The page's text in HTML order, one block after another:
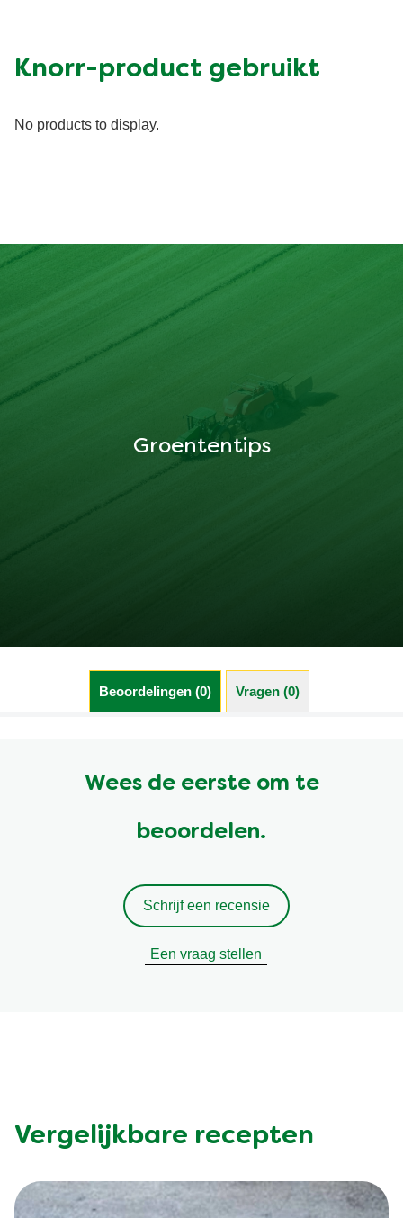
Knorr-product gebruikt
No products to display.
Groententips
Beoordelingen (0) Vragen (0)
Wees de eerste om te
beoordelen.
Schrijf een recensie
Een vraag stellen
Vergelijkbare recepten